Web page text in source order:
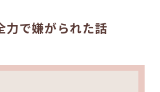
力で嫌がられた話